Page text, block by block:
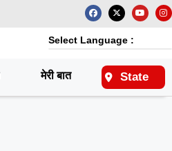
Select Language :
मेरी बात राष्ट्रीय
State